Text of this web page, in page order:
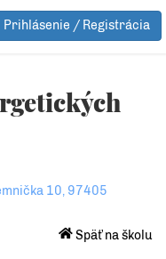
Prihlásenie / Registrácia
10, 97405
Späť na školu